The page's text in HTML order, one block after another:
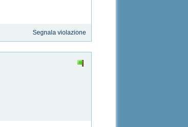
Segnala violazione